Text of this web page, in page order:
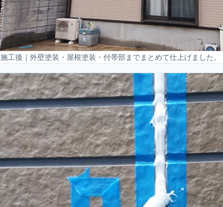
施工後｜外壁塗装・屋根塗装・付帯部までまとめて仕上げました。